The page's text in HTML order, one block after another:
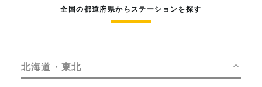
全国の都道府県からステーションを探す
北海道・東北